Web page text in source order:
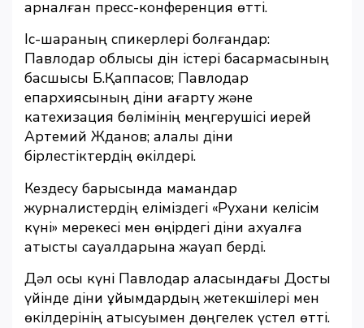
арналған пресс-конференция өтті.
Іс-шараның спикерлері болғандар:
Павлодар облысы дін істері басқармасының
басшысы Б.Қаппасов; Павлодар
епархиясының діни ағарту және
катехизация бөлімінің меңгерушісі иерей
Артемий Жданов; қалалық діни
бірлестіктердің өкілдері.
Кездесу барысында мамандар
журналистердің еліміздегі «Рухани келісім
күні» мерекесі мен өңірдегі діни ахуалға
қатысты сауалдарына жауап берді.
Дәл осы күні Павлодар қаласындағы Достық
үйінде діни ұйымдардың жетекшілері мен
өкілдерінің қатысуымен дөңгелек үстел өтті.